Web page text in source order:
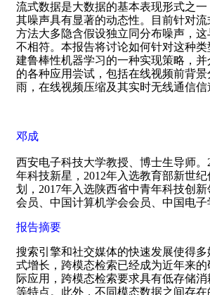
流式数据是大数据的基本表现形式之
其噪声具有显著的动态性。目前针对
方法大多隐含假设独立同分布噪声，
不相符。本报告将讨论如何针对这种
建鲁棒性机器学习的一种实现策略，
的各种应用尝试，包括在线视频前背
雨，在线视频压缩及其实时无线通信信
邓成
西安电子科技大学教授、博士生导师。
年科技新星， 2012年入选教育部新世
划， 2017年入选陕西省中青年科技创新
会员、中国计算机学会会员、中国电子
报告摘要
搜索引擎和社交媒体的快速发展使得
式增长，跨模态检索已经成为近年来
际应用，跨模态检索要求具有低存储
等特点。此外，不同模态数据之间存在